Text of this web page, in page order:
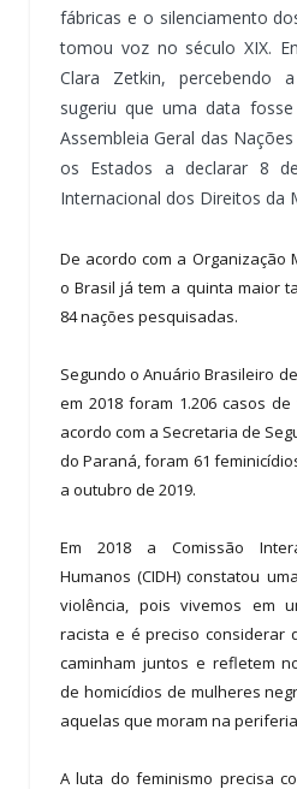
fábricas e o silenciamento
tomou voz no século XIX.
Clara Zetkin, percebendo
sugeriu que uma data
Assembleia Geral das
os Estados a declarar 8
Internacional dos Direitos da
De acordo com a Organização
o Brasil já tem a quinta maior
84 nações pesquisadas.
Segundo o Anuário Brasileiro
em 2018 foram 1.206 casos
acordo com a Secretaria de
do Paraná, foram 61
a outubro de 2019.
Em 2018 a Comissão
Humanos (CIDH) constatou
violência, pois vivemos em
racista e é preciso considerar
caminham juntos e refletem
de homicídios de mulheres
aquelas que moram na
A luta do feminismo precisa